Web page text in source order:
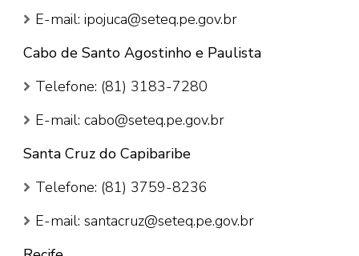
E-mail: ipojuca@seteq.pe.gov.br
Cabo de Santo Agostinho e Paulista
Telefone: (81) 3183-7280
E-mail: cabo@seteq.pe.gov.br
Santa Cruz do Capibaribe
Telefone: (81) 3759-8236
E-mail: santacruz@seteq.pe.gov.br